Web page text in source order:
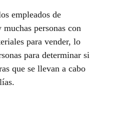
empleados de
personas con
para vender, lo
para determinar si
que se llevan a cabo